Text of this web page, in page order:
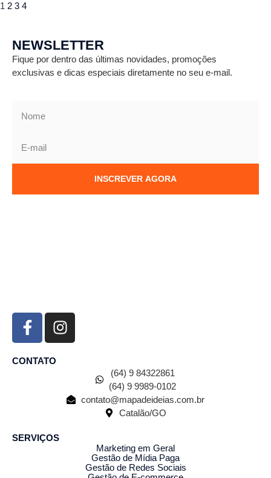
1 2 3 4
NEWSLETTER
Fique por dentro das últimas novidades, promoções
exclusivas e dicas especiais diretamente no seu e-mail.
INSCREVER AGORA
CONTATO
(64) 9 84322861
(64) 9 9989-0102
contato@mapadeideias.com.br
Catalão/GO
SERVIÇOS
Marketing em Geral
Gestão de Mídia Paga
Gestão de Redes Sociais